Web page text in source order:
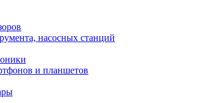
насосных станций
и планшетов